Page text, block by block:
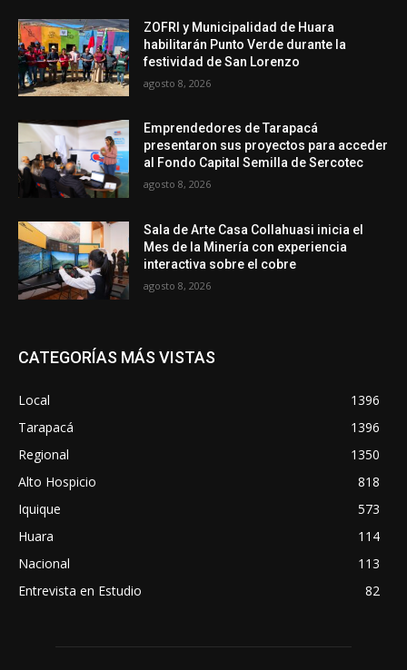
ZOFRI y Municipalidad de Huara
habilitarán Punto Verde durante la
festividad de San Lorenzo
agosto 8, 2026
Emprendedores de Tarapacá
presentaron sus proyectos para acceder
al Fondo Capital Semilla de Sercotec
agosto 8, 2026
Sala de Arte Casa Collahuasi inicia el
Mes de la Minería con experiencia
interactiva sobre el cobre
agosto 8, 2026
CATEGORÍAS MÁS VISTAS
Local
1396
Tarapacá
1396
Regional
1350
Alto Hospicio
818
Iquique
573
Huara
114
Nacional
113
Entrevista en Estudio
82